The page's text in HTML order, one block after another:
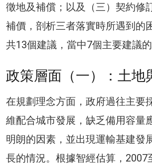
徵地及補償；以及（三）契約修
補價，剖析三者落實時所遇到的
共13個建議，當中7個主要建議的
政策層面（一）：土地
在規劃理念方面，政府過往主要
維配合城市發展，缺乏備用容量
明朗的因素，並出現運輸基建發
長的情況。根據智經估算，2007